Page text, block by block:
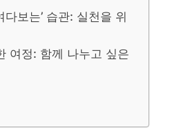
다보는’ 습관: 실천을 위
여정: 함께 나누고 싶은